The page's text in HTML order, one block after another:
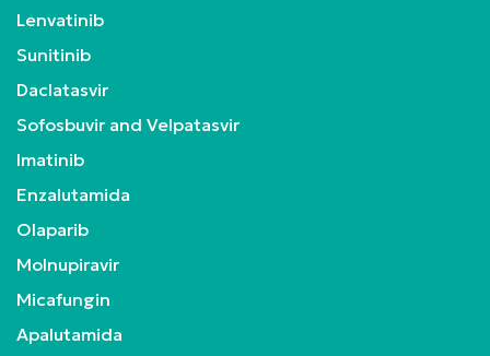
Lenvatinib
Sunitinib
Daclatasvir
Sofosbuvir and Velpatasvir
Imatinib
Enzalutamida
Olaparib
Molnupiravir
Micafungin
Apalutamida